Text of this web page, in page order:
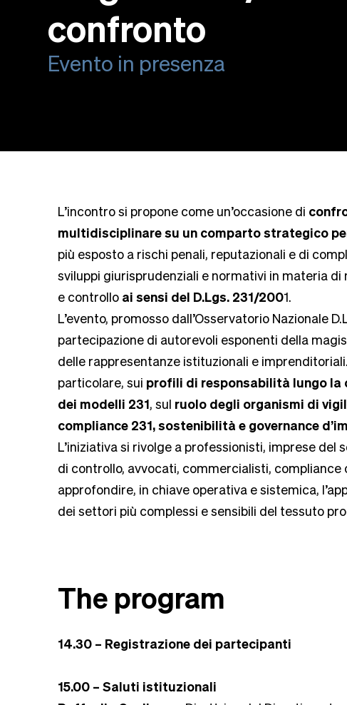
confronto
Evento in presenza
L’incontro si propone come un’occasione di
multidisciplinare su un comparto strategico
più esposto a rischi penali, reputazionali e di
sviluppi giurisprudenziali e normativi in materia
e controllo ai sensi del D.Lgs. 231/2001.
L’evento, promosso dall’Osservatorio Nazionale
partecipazione di autorevoli esponenti della
delle rappresentanze istituzionali e
particolare, sui profili di responsabilità lungo la
dei modelli 231, sul ruolo degli organismi di
compliance 231, sostenibilità e governance
L’iniziativa si rivolge a professionisti, imprese
di controllo, avvocati, commercialisti,
approfondire, in chiave operativa e sistemica,
dei settori più complessi e sensibili del tessuto
The program
14.30 – Registrazione dei partecipanti
15.00 – Saluti istituzionali